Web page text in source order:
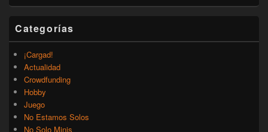
Categorías
¡Cargad!
Actualidad
Crowdfunding
Hobby
Juego
No Estamos Solos
No Solo Minis